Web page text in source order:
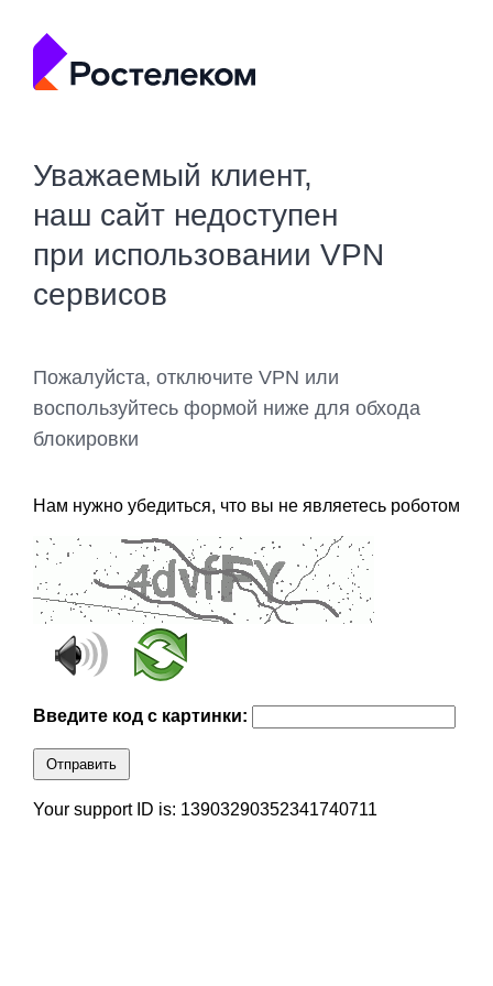
Уважаемый клиент,
наш сайт недоступен
при использовании VPN
сервисов
Пожалуйста, отключите VPN или
воспользуйтесь формой ниже для обхода
блокировки
Нам нужно убедиться, что вы не являетесь роботом
Введите код с картинки:
Отправить
Your support ID is: 13903290352341740711